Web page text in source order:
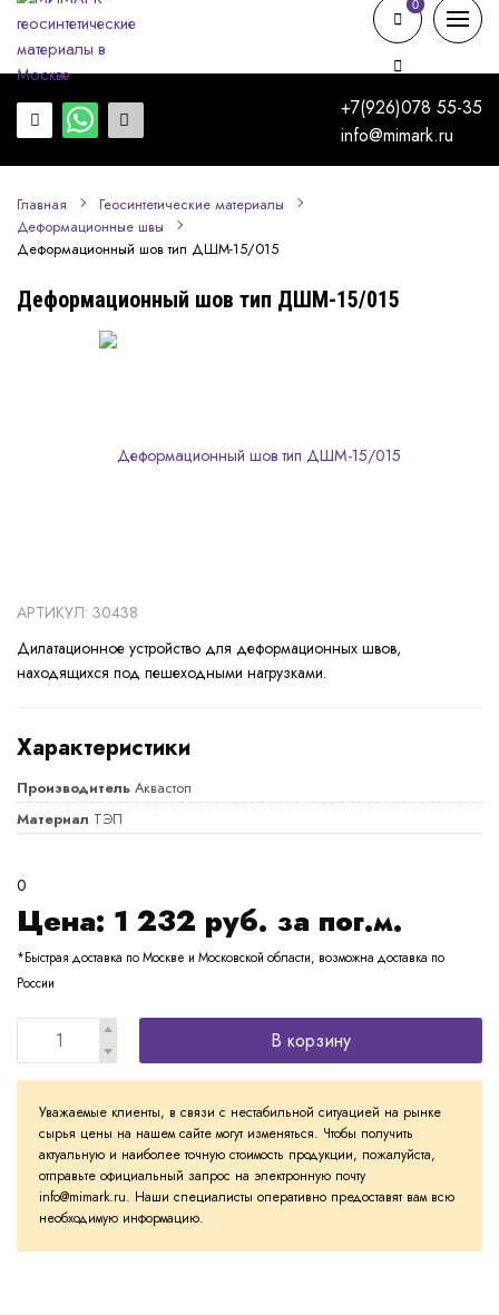
+7(926)078 55-35
info@mimark.ru
0
0
Главная
Геосинтетические материалы
Деформационные швы
Деформационный шов тип ДШМ-15/015
Деформационный шов тип ДШМ-15/015
АРТИКУЛ: 30438
Дилатационное устройство для деформационных швов,
находящихся под пешеходными нагрузками.
Характеристики
Производитель Аквастоп
Материал ТЭП
0
Цена: 1 232 руб. за пог.м.
*Быстрая доставка по Москве и Московской области, возможна доставка по
России
В корзину
Уважаемые клиенты, в связи с нестабильной ситуацией на рынке
сырья цены на нашем сайте могут изменяться. Чтобы получить
актуальную и наиболее точную стоимость продукции, пожалуйста,
отправьте официальный запрос на электронную почту
info@mimark.ru. Наши специалисты оперативно предоставят вам всю
необходимую информацию.